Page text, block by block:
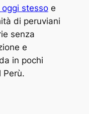
stessoe
di peruviani
senza
e
in pochi
Perù.